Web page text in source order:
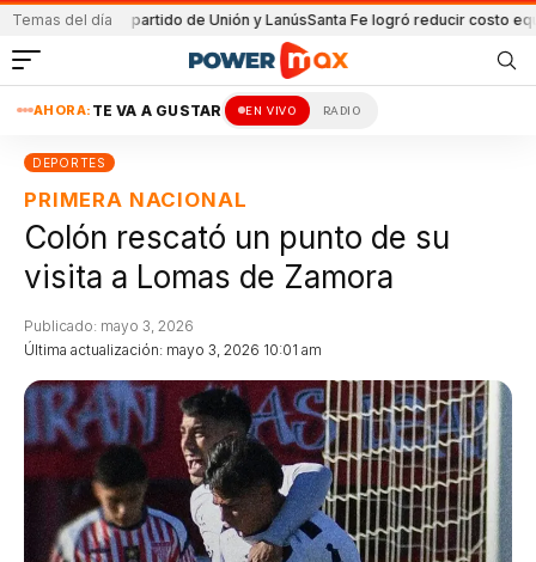
Temas del día
en el partido de Unión y LanúsSanta Fe logró reducir costo
AHORA: TE VA A GUSTAR EN VIVO RADIO
DEPORTES
PRIMERA NACIONAL
Colón rescató un punto de su
visita a Lomas de Zamora
Última actualización: mayo 3, 2026 10:01 am
Publicado: mayo 3, 2026